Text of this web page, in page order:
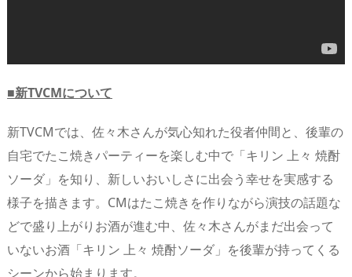
■新TVCMについて
新TVCMでは、佐々木さんが気心知れた役者仲間と、後輩の
自宅でたこ焼きパーティーを楽しむ中で「キリン 上々 焼酎
ソーダ」を知り、新しいおいしさに出会う幸せを実感する
様子を描きます。CMはたこ焼きを作りながら演技の話題な
どで盛り上がりお酒が進む中、佐々木さんがまだ出会って
いないお酒「キリン 上々 焼酎ソーダ」を後輩が持ってくる
シーンから始まります。